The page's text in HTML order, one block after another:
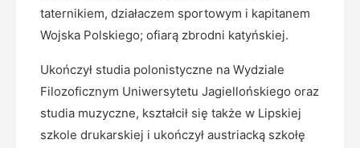
taternikiem, działaczem sportowym i kapitanem
Wojska Polskiego; ofiarą zbrodni katyńskiej.
Ukończył studia polonistyczne na Wydziale
Filozoficznym Uniwersytetu Jagiellońskiego oraz
studia muzyczne, kształcił się także w Lipskiej
szkole drukarskiej i ukończył austriacką szkołę